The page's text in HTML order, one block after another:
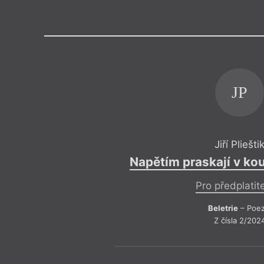
JP
Jiří Plieštik
Napětím praskají v
Pro
Beletrie–
Z čísla 2/